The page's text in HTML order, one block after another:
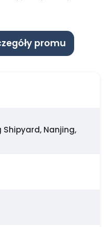
promu
Shipyard, Nanjing,